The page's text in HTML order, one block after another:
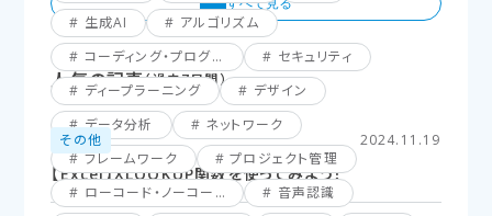
生成AI
アルゴリズム
コーディング・プログラミング
セキュリティ
ディープラーニング
デザイン
データ分析
ネットワーク
フレームワーク
プロジェクト管理
ローコード・ノーコード
音声認識
人気の記事（過去7日間）
その他 2024.11.19
【Excel】XLOOKUP関数を使ってみよう！